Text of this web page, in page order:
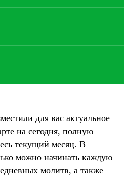
для вас актуальное
на сегодня, полную
текущий месяц. В
можно начинать каждую
молитв, а также